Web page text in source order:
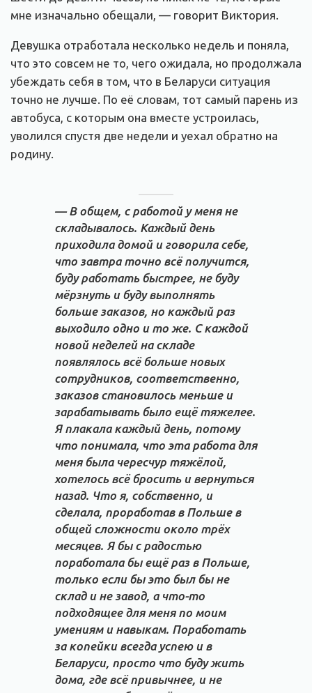
мне изначально обещали, — говорит Виктория.
Девушка отработала несколько недель и поняла,
что это совсем не то, чего ожидала, но продолжала
убеждать себя в том, что в Беларуси ситуация
точно не лучше. По её словам, тот самый парень из
автобуса, с которым она вместе устроилась,
уволился спустя две недели и уехал обратно на
родину.
— В общем, с работой у меня не
складывалось. Каждый день
приходила домой и говорила себе,
что завтра точно всё получится,
буду работать быстрее, не буду
мёрзнуть и буду выполнять
больше заказов, но каждый раз
выходило одно и то же. С каждой
новой неделей на складе
появлялось всё больше новых
сотрудников, соответственно,
заказов становилось меньше и
зарабатывать было ещё тяжелее.
Я плакала каждый день, потому
что понимала, что эта работа для
меня была чересчур тяжёлой,
хотелось всё бросить и вернуться
назад. Что я, собственно, и
сделала, проработав в Польше в
общей сложности около трёх
месяцев. Я бы с радостью
поработала бы ещё раз в Польше,
только если бы это был бы не
склад и не завод, а что-то
подходящее для меня по моим
умениям и навыкам. Поработать
за копейки всегда успею и в
Беларуси, просто что буду жить
дома, где всё привычнее, и не